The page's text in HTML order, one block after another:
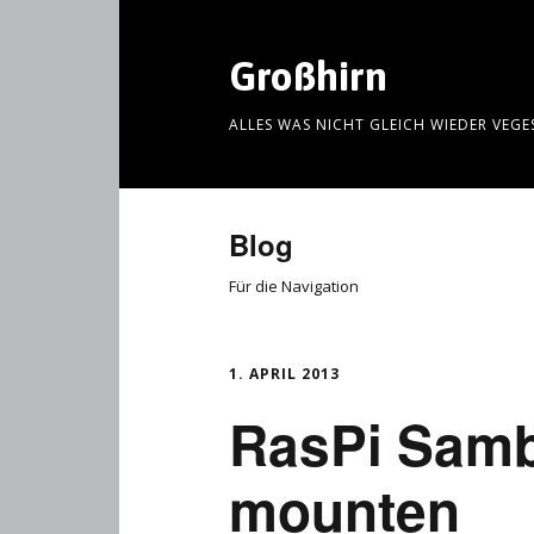
Großhirn
ALLES WAS NICHT GLEICH WIEDER
Blog
Für die Navigation
1. APRIL 2013
RasPi
mounten